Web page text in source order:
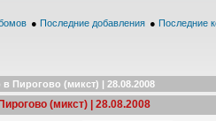
● Последние добавления ● Последние
Пирогово (микст) | 28.08.2008
(микст) | 28.08.2008